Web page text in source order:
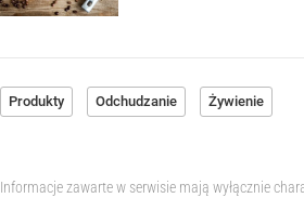
Produkty Odchudzanie Żywienie
Informacje zawarte w serwisie mają wyłącznie